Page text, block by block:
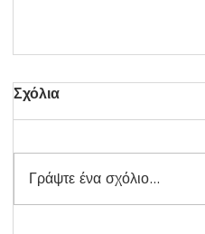
Φινάλε για την
Σχόλια
Γράψτε ένα σχόλιο...